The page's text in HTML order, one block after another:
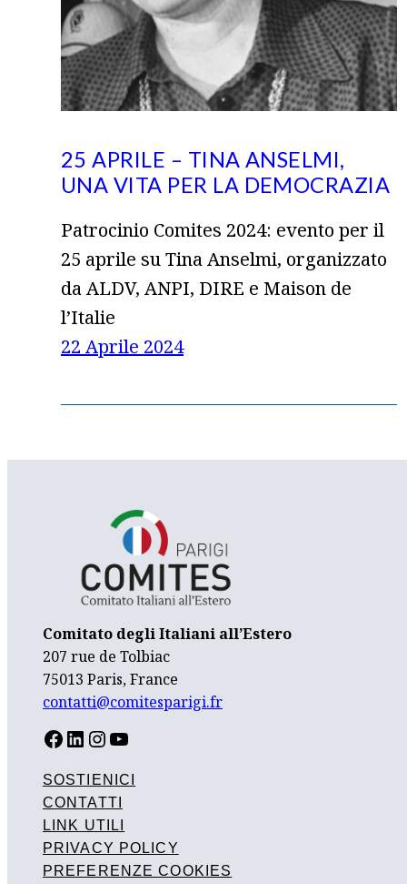
25 APRILE – TINA ANSELMI,
UNA VITA PER LA DEMOCRAZIA
Patrocinio Comites 2024: evento per il
25 aprile su Tina Anselmi, organizzato
da ALDV, ANPI, DIRE e Maison de
l’Italie
22 Aprile 2024
Comitato degli Italiani all’Estero
207 rue de Tolbiac
75013 Paris, France
contatti@comitesparigi.fr
FACEBOOK LINKEDIN INSTAGRAM YOUTUBE
SOSTIENICI
CONTATTI
LINK UTILI
PRIVACY POLICY
PREFERENZE COOKIES